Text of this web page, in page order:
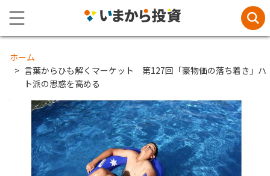
ホーム
言葉からひも解くマーケット 第127回「豪物価の落ち着き」ハ
ト派の思惑を高める